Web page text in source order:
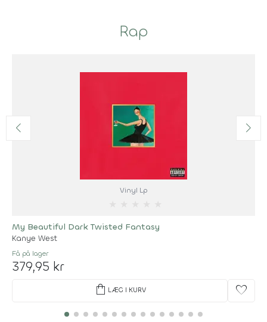
Rap
Vinyl Lp
My Beautiful Dark Twisted Fantasy
Kanye West
Få på lager
379,95 kr
shopping_bag LÆG I KURV favorite